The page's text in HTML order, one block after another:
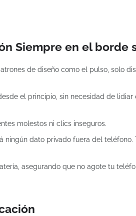
Siempre en el borde
de diseño como el pulso, solo
el principio, sin necesidad de lidiar
molestos ni clics inseguros.
ningún dato privado fuera del
asegurando que no agote tu